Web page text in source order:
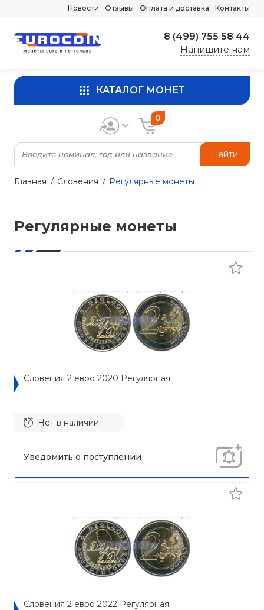
Новости Отзывы Оплата и доставка Контакты
8 (499) 755 58 44
Напишите нам
КАТАЛОГ МОНЕТ
Найти
0
Главная Словения Регулярные монеты
Регулярные монеты
Словения 2 евро 2020 Регулярная
Нет в наличии
Уведомить о поступлении
Словения 2 евро 2022 Регулярная